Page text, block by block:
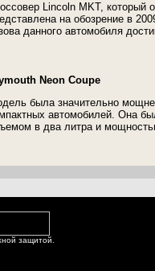
Lincoln MKT, который
на обозрение в
данного автомобиля
Neon Coupe
была значительно
автомобилей. Она
в два литра и
защитой.